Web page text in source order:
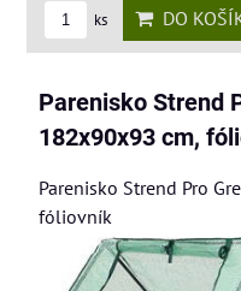
ks DO
Parenisko Strend
182x90x93 cm,
Parenisko Strend Pro
fóliovník